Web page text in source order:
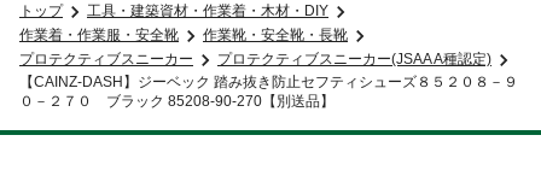
トップ
工具・建築資材・作業着・木材・DIY
作業着・作業服・安全靴
作業靴・安全靴・長靴
プロテクティブスニーカー
プロテクティブスニーカー(JSAA A種認定)
【CAINZ-DASH】ジーベック 踏み抜き防止セフティシューズ８５２０８－９
０－２７０ ブラック 85208-90-270【別送品】